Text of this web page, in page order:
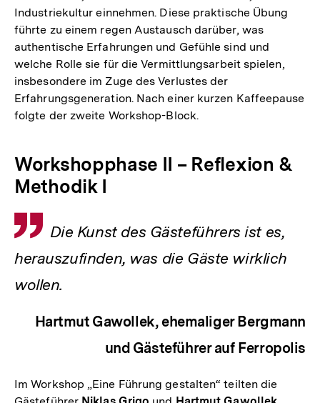
Industriekultur einnehmen. Diese praktische Übung
führte zu einem regen Austausch darüber, was
authentische Erfahrungen und Gefühle sind und
welche Rolle sie für die Vermittlungsarbeit spielen,
insbesondere im Zuge des Verlustes der
Erfahrungsgeneration. Nach einer kurzen Kaffeepause
folgte der zweite Workshop-Block.
Workshopphase II – Reflexion &
Methodik I
Zitat
Die Kunst des Gästeführers ist es,
herauszufinden, was die Gäste wirklich
wollen.
Hartmut Gawollek, ehemaliger Bergmann
und Gästeführer auf Ferropolis
Im Workshop „Eine Führung gestalten“ teilten die